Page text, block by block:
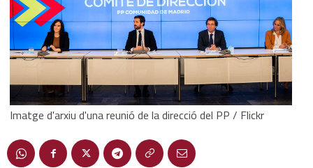
Imatge d'arxiu d'una reunió de la direcció del PP / Flickr